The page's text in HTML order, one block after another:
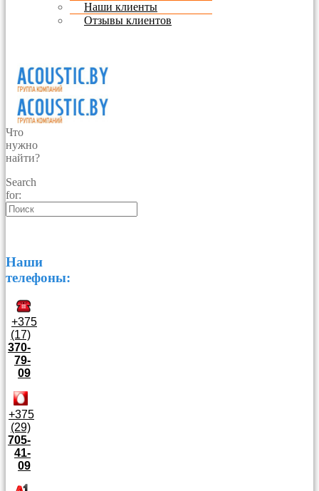
Наши клиенты
Отзывы клиентов
Что
нужно
найти?
Search
for:
Наши
телефоны:
+375
(17)
370-
79-
09
+375
(29)
705-
41-
09